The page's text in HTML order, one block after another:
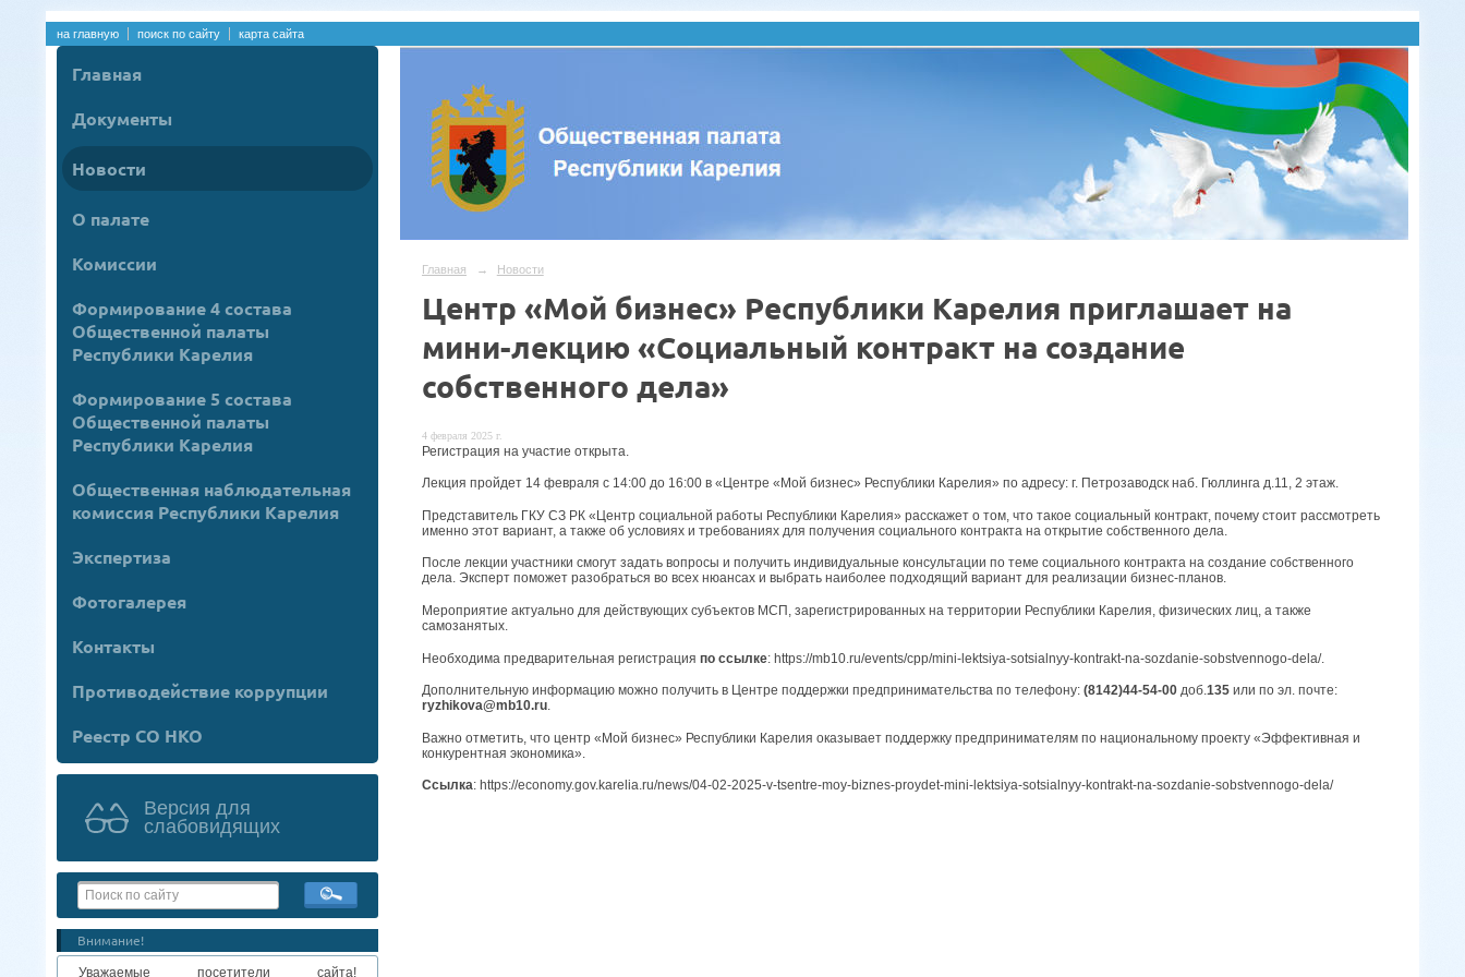
на главную поиск по сайту карта сайта
Главная
Документы
Новости
О палате
Комиссии
Формирование 4 состава
Общественной палаты
Республики Карелия
Формирование 5 состава
Общественной палаты
Республики Карелия
Общественная наблюдательная
комиссия Республики Карелия
Экспертиза
Фотогалерея
Контакты
Противодействие коррупции
Реестр СО НКО
Версия для
слабовидящих
Внимание!
Уважаемые посетители сайта!
Главная → Новости
Центр «Мой бизнес» Республики Карелия приглашает на
мини-лекцию «Социальный контракт на создание
собственного дела»
4 февраля 2025 г.
Регистрация на участие открыта.
Лекция пройдет 14 февраля с 14:00 до 16:00 в «Центре «Мой бизнес» Республики Карелия» по адресу: г. Петрозаводск наб. Гюллинга д.11, 2 этаж.
Представитель ГКУ СЗ РК «Центр социальной работы Республики Карелия» расскажет о том, что такое социальный контракт, почему стоит рассмотреть
именно этот вариант, а также об условиях и требованиях для получения социального контракта на открытие собственного дела.
После лекции участники смогут задать вопросы и получить индивидуальные консультации по теме социального контракта на создание собственного
дела. Эксперт поможет разобраться во всех нюансах и выбрать наиболее подходящий вариант для реализации бизнес-планов.
Мероприятие актуально для действующих субъектов МСП, зарегистрированных на территории Республики Карелия, физических лиц, а также
самозанятых.
Необходима предварительная регистрация по ссылке: https://mb10.ru/events/cpp/mini-lektsiya-sotsialnyy-kontrakt-na-sozdanie-sobstvennogo-dela/.
Дополнительную информацию можно получить в Центре поддержки предпринимательства по телефону: (8142)44-54-00 доб.135 или по эл. почте:
ryzhikova@mb10.ru.
Важно отметить, что центр «Мой бизнес» Республики Карелия оказывает поддержку предпринимателям по национальному проекту «Эффективная и
конкурентная экономика».
Ссылка: https://economy.gov.karelia.ru/news/04-02-2025-v-tsentre-moy-biznes-proydet-mini-lektsiya-sotsialnyy-kontrakt-na-sozdanie-sobstvennogo-dela/